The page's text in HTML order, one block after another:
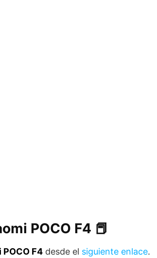
POCO F4 📕
F4 desde el siguiente enlace.